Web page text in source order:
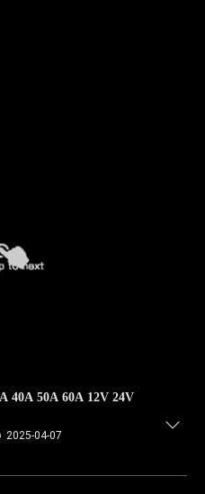
40A 50A 60A 12V 24V
2025-04-07